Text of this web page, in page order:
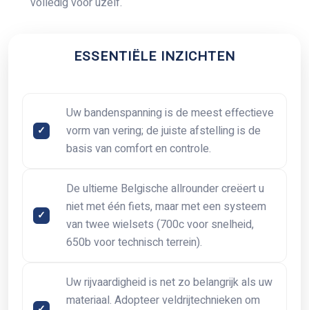
ESSENTIËLE INZICHTEN
Uw bandenspanning is de meest effectieve
vorm van vering; de juiste afstelling is de
basis van comfort en controle.
De ultieme Belgische allrounder creëert u
niet met één fiets, maar met een systeem
van twee wielsets (700c voor snelheid,
650b voor technisch terrein).
Uw rijvaardigheid is net zo belangrijk als uw
materiaal. Adopteer veldrijtechnieken om